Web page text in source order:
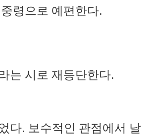
령으로 예편한다.
는 시로 재등단한다.
다. 보수적인 관점에서 날